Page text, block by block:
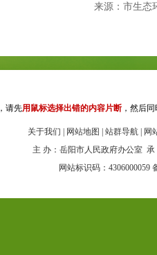
来源：市生态